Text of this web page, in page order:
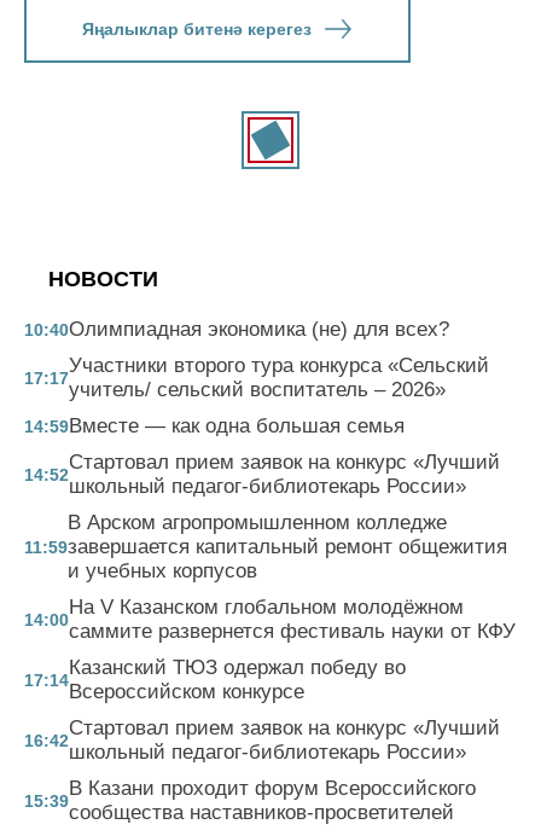
Яңалыклар битенә керегез
НОВОСТИ
10:40Олимпиадная экономика (не) для всех?
17:17
Участники второго тура конкурса «Сельский
учитель/ сельский воспитатель – 2026»
14:59Вместе — как одна большая семья
14:52
Стартовал прием заявок на конкурс «Лучший
школьный педагог-библиотекарь России»
11:59
В Арском агропромышленном колледже
завершается капитальный ремонт общежития
и учебных корпусов
14:00
На V Казанском глобальном молодёжном
саммите развернется фестиваль науки от КФУ
17:14
Казанский ТЮЗ одержал победу во
Всероссийском конкурсе
16:42
Стартовал прием заявок на конкурс «Лучший
школьный педагог-библиотекарь России»
15:39
В Казани проходит форум Всероссийского
сообщества наставников-просветителей